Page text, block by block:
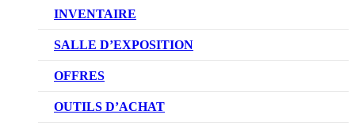
INVENTAIRE
VÉHICULES NEUFS
VÉHICULES D’OCCASION
SALLE D’EXPOSITION
OFFRES
OFFRES DU CONCESSIONNAIRE
OUTILS D’ACHAT